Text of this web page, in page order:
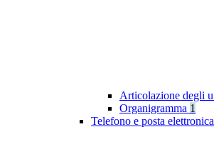
Articolazione degli
Organigramma 1
Telefono e posta elettronica